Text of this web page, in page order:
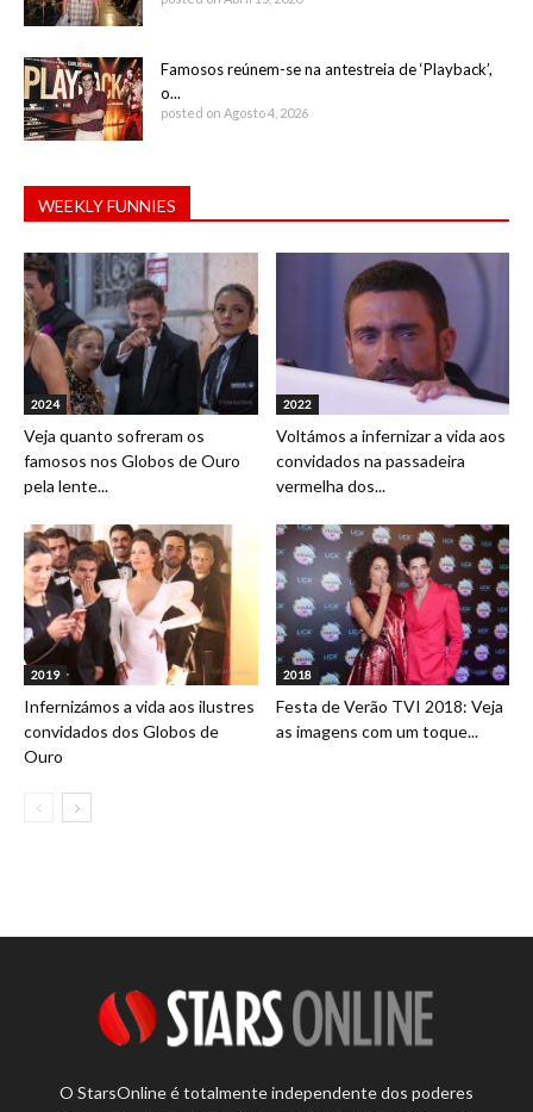
Famosos reúnem-se na antestreia de ‘Playback’,
o...
posted on Agosto 4, 2026
WEEKLY FUNNIES
2024
Veja quanto sofreram os
famosos nos Globos de Ouro
pela lente...
2022
Voltámos a infernizar a vida aos
convidados na passadeira
vermelha dos...
2019
Infernizámos a vida aos ilustres
convidados dos Globos de
Ouro
2018
Festa de Verão TVI 2018: Veja
as imagens com um toque...
O StarsOnline é totalmente independente dos poderes